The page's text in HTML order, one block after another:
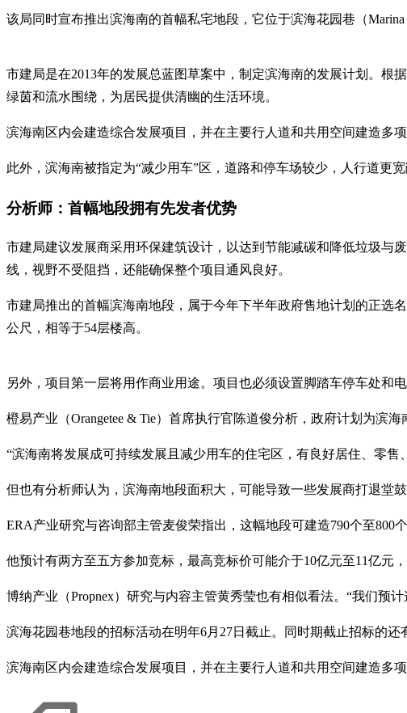
该局同时宣布推出滨海南的首幅私宅地段，它位于滨海花园巷（
市建局是在2013年的发展总蓝图草案中，制定滨海南的发展计划。
绿茵和流水围绕，为居民提供清幽的生活环境。
滨海南区内会建造综合发展项目，并在主要行人道和共用空间建造多
此外，滨海南被指定为“减少用车”区，道路和停车场较少，人行道更
分析师：首幅地段拥有先发者优势
市建局建议发展商采用环保建筑设计，以达到节能减碳和降低垃圾与
线，视野不受阻挡，还能确保整个项目通风良好。
市建局推出的首幅滨海南地段，属于今年下半年政府售地计划的正选
公尺，相等于54层楼高。
另外，项目第一层将用作商业用途。项目也必须设置脚踏车停车处和电
橙易产业（Orangetee & Tie）首席执行官陈道俊分析，政府计划为滨
“滨海南将发展成可持续发展且减少用车的住宅区，有良好居住、零
但也有分析师认为，滨海南地段面积大，可能导致一些发展商打退堂鼓
ERA产业研究与咨询部主管麦俊荣指出，这幅地段可建造790个至800
他预计有两方至五方参加竞标，最高竞标价可能介于10亿元至11亿元，
博纳产业（Propnex）研究与内容主管黄秀莹也有相似看法。“我们预
滨海花园巷地段的招标活动在明年6月27日截止。同时期截止招标的还
滨海南区内会建造综合发展项目，并在主要行人道和共用空间建造多